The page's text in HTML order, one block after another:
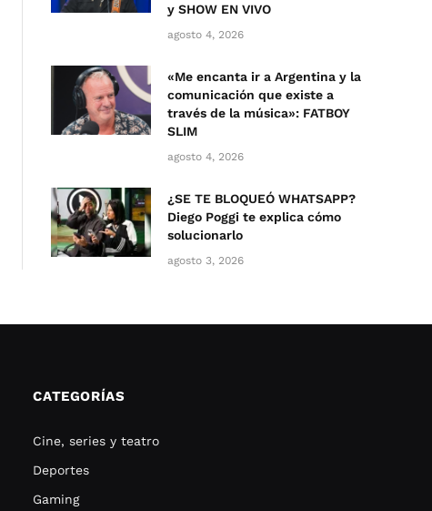
y SHOW EN VIVO
agosto 4, 2026
«Me encanta ir a Argentina y la
comunicación que existe a
través de la música»: FATBOY
SLIM
agosto 4, 2026
¿SE TE BLOQUEÓ WHATSAPP?
Diego Poggi te explica cómo
solucionarlo
agosto 3, 2026
CATEGORÍAS
Cine, series y teatro
Deportes
Gaming